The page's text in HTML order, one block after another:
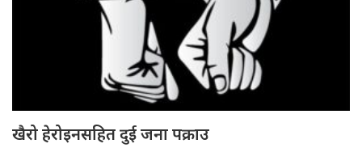
खैरो हेरोइनसहित दुई जना पक्राउ